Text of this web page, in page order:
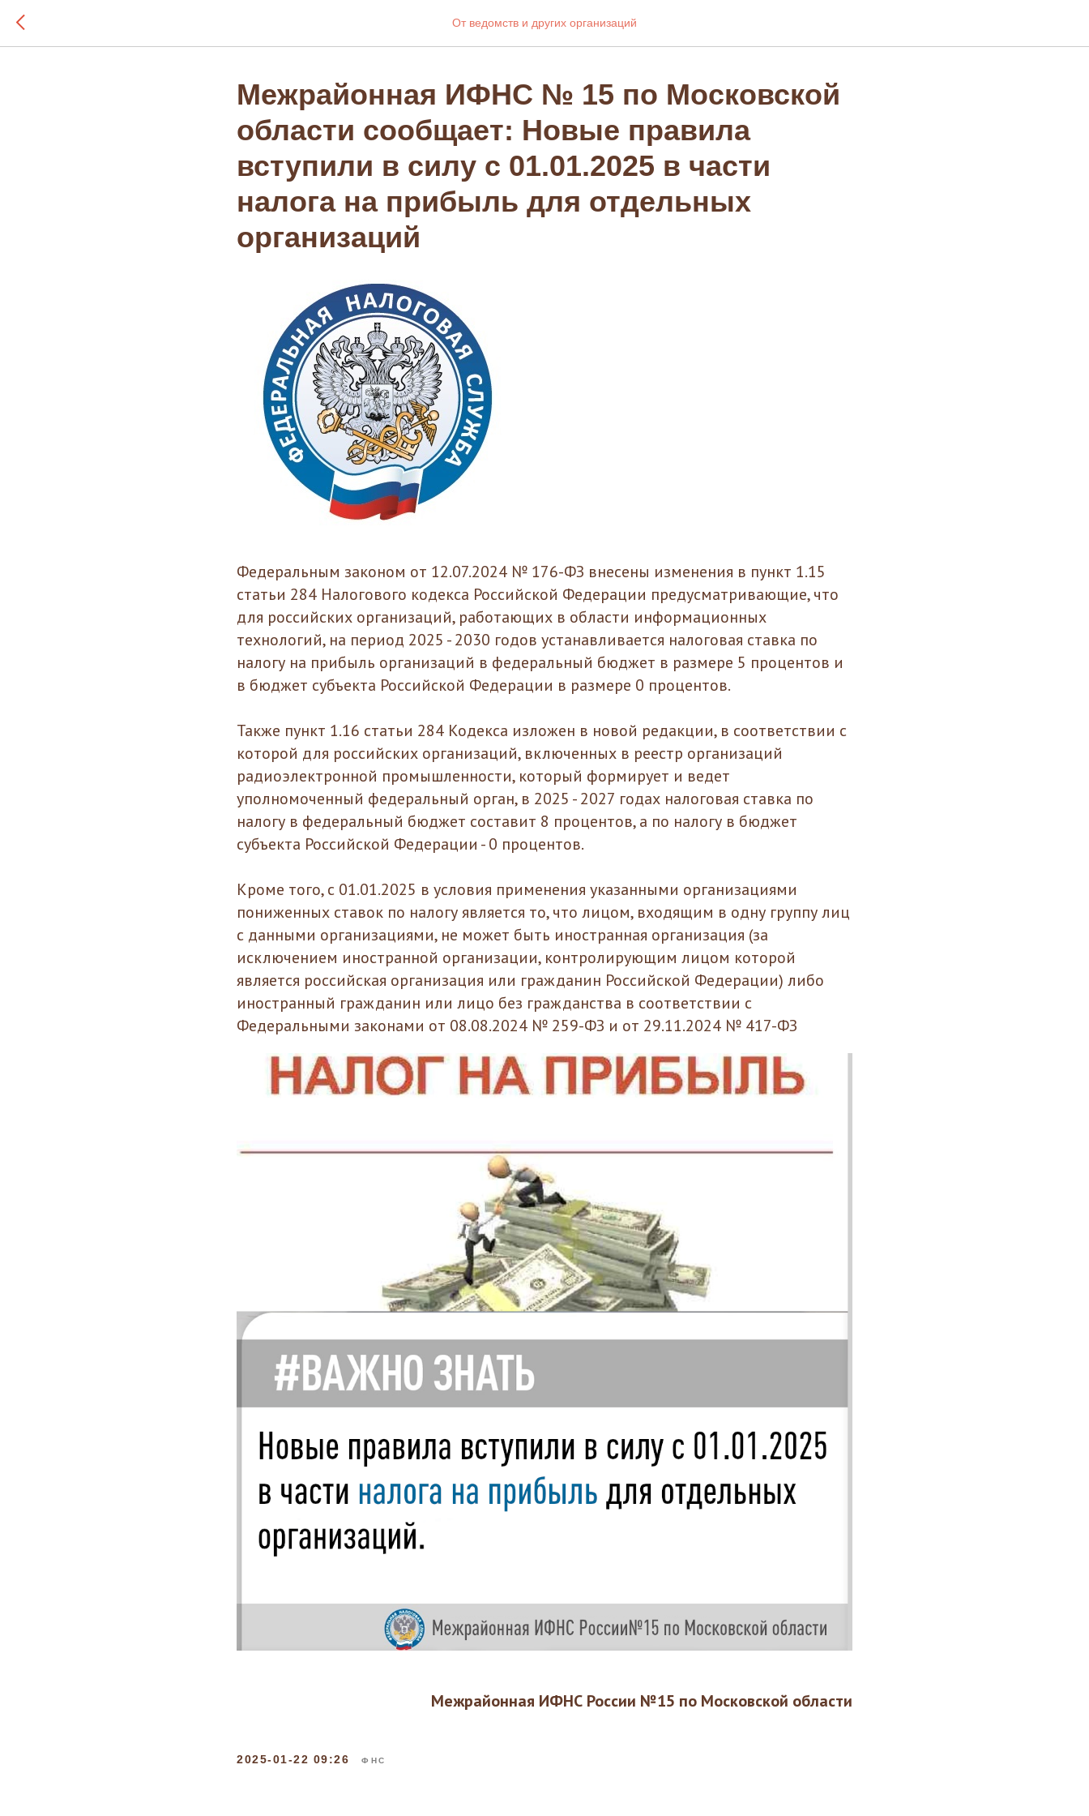
От ведомств и других организаций
Межрайонная ИФНС № 15 по Московской
области сообщает: Новые правила
вступили в силу с 01.01.2025 в части
налога на прибыль для отдельных
организаций
Федеральным законом от 12.07.2024 № 176-ФЗ внесены изменения в пункт 1.15
статьи 284 Налогового кодекса Российской Федерации предусматривающие, что
для российских организаций, работающих в области информационных
технологий, на период 2025 - 2030 годов устанавливается налоговая ставка по
налогу на прибыль организаций в федеральный бюджет в размере 5 процентов и
в бюджет субъекта Российской Федерации в размере 0 процентов.
Также пункт 1.16 статьи 284 Кодекса изложен в новой редакции, в соответствии с
которой для российских организаций, включенных в реестр организаций
радиоэлектронной промышленности, который формирует и ведет
уполномоченный федеральный орган, в 2025 - 2027 годах налоговая ставка по
налогу в федеральный бюджет составит 8 процентов, а по налогу в бюджет
субъекта Российской Федерации - 0 процентов.
Кроме того, с 01.01.2025 в условия применения указанными организациями
пониженных ставок по налогу является то, что лицом, входящим в одну группу лиц
с данными организациями, не может быть иностранная организация (за
исключением иностранной организации, контролирующим лицом которой
является российская организация или гражданин Российской Федерации) либо
иностранный гражданин или лицо без гражданства в соответствии с
Федеральными законами от 08.08.2024 № 259-ФЗ и от 29.11.2024 № 417-ФЗ
Межрайонная ИФНС России №15 по Московской области
2025-01-22 09:26 ФНС